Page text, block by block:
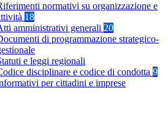
normativi su organizzazione e
18
amministrativi generali 20
di programmazione strategico-
e leggi regionali
disciplinare e codice di condotta 9
per cittadini e imprese